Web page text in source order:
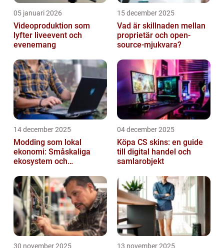
05 januari 2026
Videoproduktion som
lyfter liveevent och
evenemang
15 december 2025
Vad är skillnaden mellan
proprietär och open-
source-mjukvara?
14 december 2025
Modding som lokal
ekonomi: Småskaliga
ekosystem och
04 december 2025
Köpa CS skins: en guide
till digital handel och
samlarobjekt
30 november 2025 13 november 2025